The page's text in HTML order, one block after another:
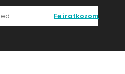
Feliratkozom